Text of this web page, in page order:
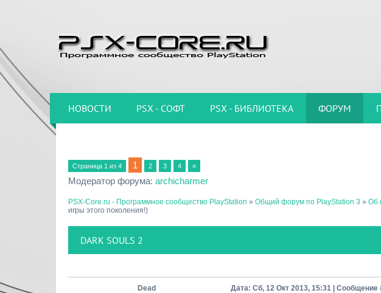
НОВОСТИ PSX - СОФТ PSX - БИБЛИОТЕКА ФОРУМ
Страница 1 из 4 1 2 3 4 »
Модератор форума: archicharmer
PSX-Core.ru - Программное сообщество PlayStation » Общий форум по PlayStation 3 » Об
игры этого поколения!)
DARK SOULS 2
Dead Дата: Сб, 12 Окт 2013, 15:31 | Сообщение